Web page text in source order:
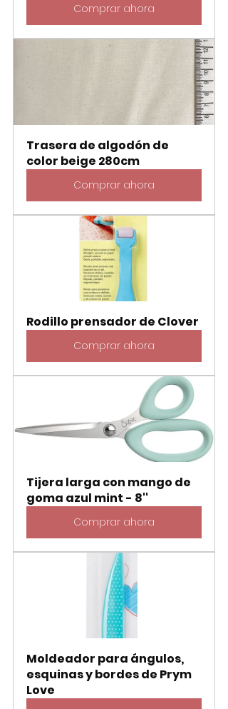
Comprar ahora
Trasera de algodón de
color beige 280cm
Comprar ahora
Rodillo prensador de Clover
Comprar ahora
Tijera larga con mango de
goma azul mint - 8''
Comprar ahora
Moldeador para ángulos,
esquinas y bordes de Prym
Love